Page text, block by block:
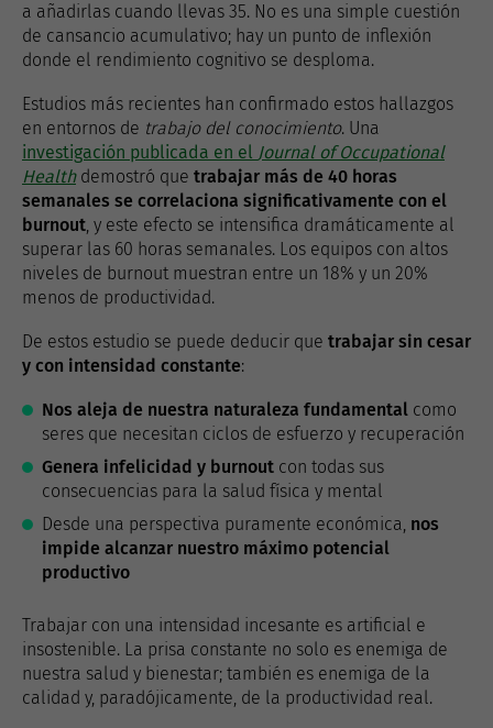
a añadirlas cuando llevas 35. No es una simple cuestión
de cansancio acumulativo; hay un punto de inflexión
donde el rendimiento cognitivo se desploma.
Estudios más recientes han confirmado estos hallazgos
en entornos de trabajo del conocimiento. Una
investigación publicada en el Journal of Occupational
Healthdemostró que trabajar más de 40 horas
semanales se correlaciona significativamente con el
burnout, y este efecto se intensifica dramáticamente al
superar las 60 horas semanales. Los equipos con altos
niveles de burnout muestran entre un 18% y un 20%
menos de productividad.
De estos estudio se puede deducir que trabajar sin cesar
y con intensidad constante:
Nos aleja de nuestra naturaleza fundamental como
seres que necesitan ciclos de esfuerzo y recuperación
Genera infelicidad y burnout con todas sus
consecuencias para la salud física y mental
Desde una perspectiva puramente económica, nos
impide alcanzar nuestro máximo potencial
productivo
Trabajar con una intensidad incesante es artificial e
insostenible. La prisa constante no solo es enemiga de
nuestra salud y bienestar; también es enemiga de la
calidad y, paradójicamente, de la productividad real.